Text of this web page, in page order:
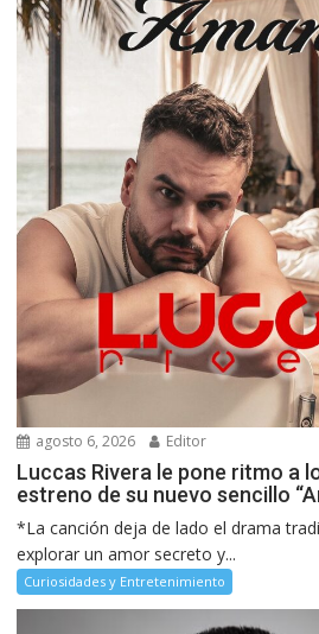
agosto 6, 2026 Editor
Luccas Rivera le pone ritmo a
estreno de su nuevo sencillo
*La canción deja de lado el drama
explorar un amor secreto y...
Curiosidades y Entretenimiento